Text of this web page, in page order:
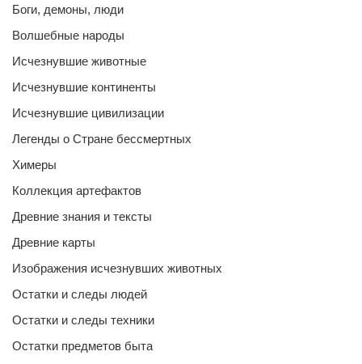
Боги, демоны, люди
Волшебные народы
Исчезнувшие животные
Исчезнувшие континенты
Исчезнувшие цивилизации
Легенды о Стране бессмертных
Химеры
Коллекция артефактов
Древние знания и тексты
Древние карты
Изображения исчезнувших животных
Остатки и следы людей
Остатки и следы техники
Остатки предметов быта